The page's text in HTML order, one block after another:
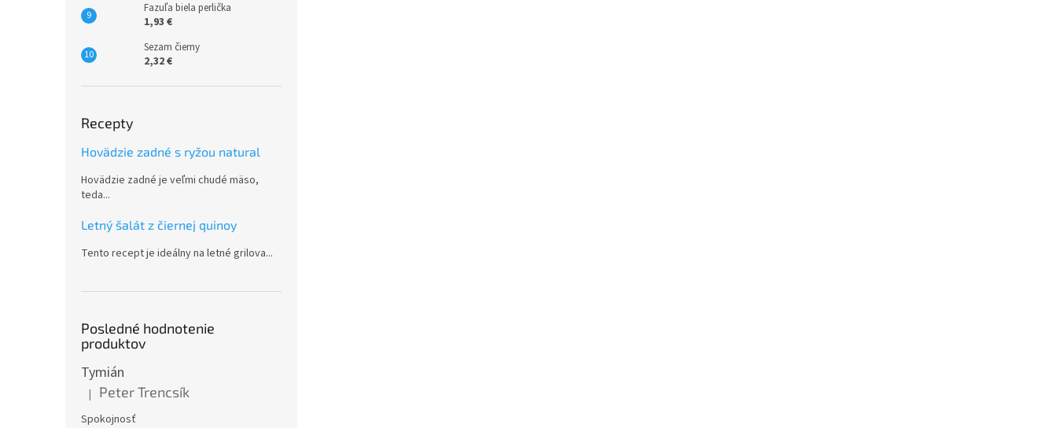
Fazuľa biela perlička
1,93 €
Sezam čierny
2,32 €
Recepty
Hovädzie zadné s ryžou natural
Hovädzie zadné je veľmi chudé mäso,
teda...
Letný šalát z čiernej quinoy
Tento recept je ideálny na letné grilova...
Posledné hodnotenie
produktov
Tymián
Hodnotenie produktu je 5 z 5 hviezdičiek.
| Peter Trencsík
Spokojnosť